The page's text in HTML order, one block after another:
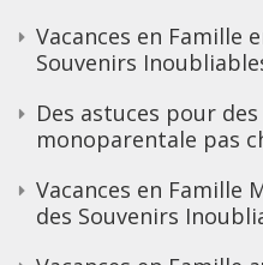
Vacances en Famille
Souvenirs
Des astuces pour
monoparentale pas
Vacances en Famille
des Souvenirs